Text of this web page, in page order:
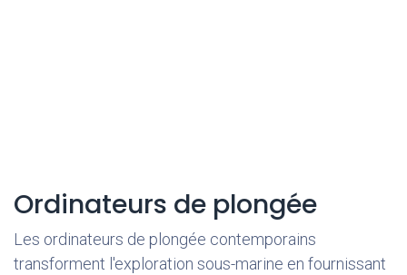
Ordinateurs de plongée
Les ordinateurs de plongée contemporains
transforment l'exploration sous-marine en fournissant